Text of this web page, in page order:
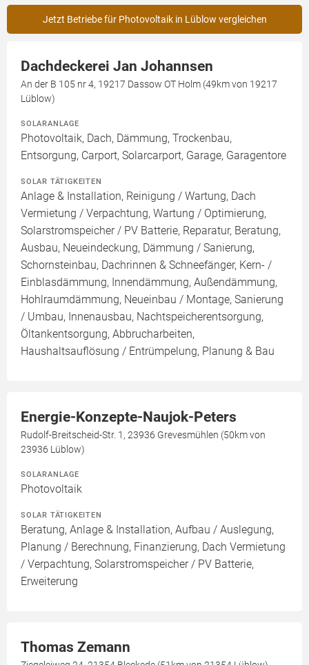
Jetzt Betriebe für Photovoltaik in Lüblow vergleichen
Dachdeckerei Jan Johannsen
An der B 105 nr 4, 19217 Dassow OT Holm (49km von 19217
Lüblow)
SOLARANLAGE
Photovoltaik, Dach, Dämmung, Trockenbau,
Entsorgung, Carport, Solarcarport, Garage, Garagentore
SOLAR TÄTIGKEITEN
Anlage & Installation, Reinigung / Wartung, Dach
Vermietung / Verpachtung, Wartung / Optimierung,
Solarstromspeicher / PV Batterie, Reparatur, Beratung,
Ausbau, Neueindeckung, Dämmung / Sanierung,
Schornsteinbau, Dachrinnen & Schneefänger, Kern- /
Einblasdämmung, Innendämmung, Außendämmung,
Hohlraumdämmung, Neueinbau / Montage, Sanierung
/ Umbau, Innenausbau, Nachtspeicherentsorgung,
Öltankentsorgung, Abbrucharbeiten,
Haushaltsauflösung / Entrümpelung, Planung & Bau
Energie-Konzepte-Naujok-Peters
Rudolf-Breitscheid-Str. 1, 23936 Grevesmühlen (50km von
23936 Lüblow)
SOLARANLAGE
Photovoltaik
SOLAR TÄTIGKEITEN
Beratung, Anlage & Installation, Aufbau / Auslegung,
Planung / Berechnung, Finanzierung, Dach Vermietung
/ Verpachtung, Solarstromspeicher / PV Batterie,
Erweiterung
Thomas Zemann